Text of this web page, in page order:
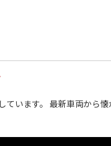
ています。 最新車両から